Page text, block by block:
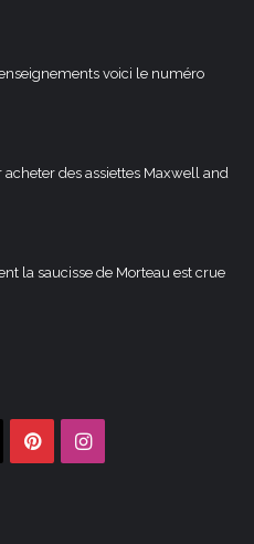
voici le numéro
des assiettes Maxwell and
la saucisse de Morteau est crue
PinterestInstagram